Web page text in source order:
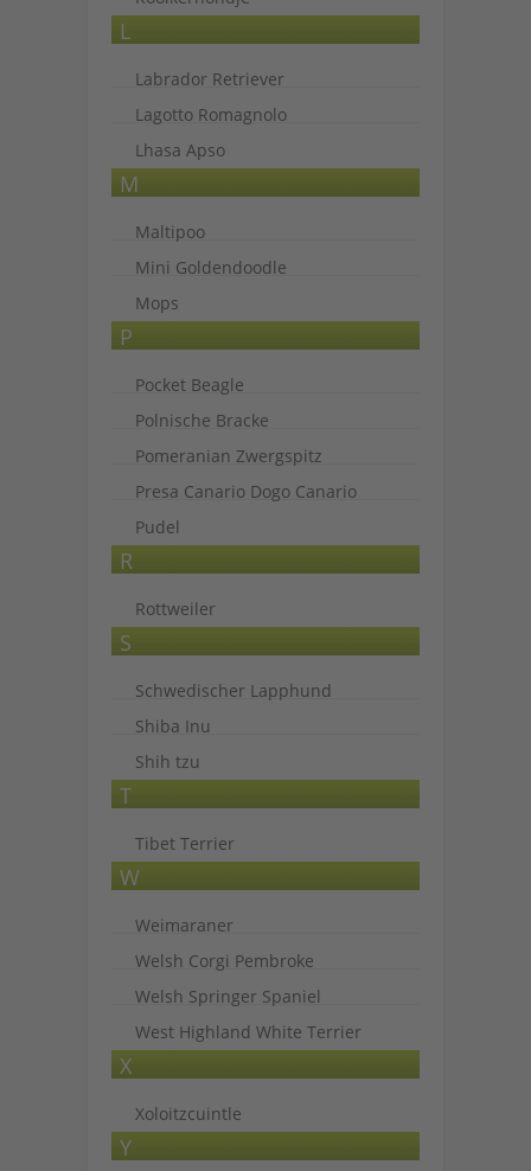
L
Labrador Retriever
Lagotto Romagnolo
Lhasa Apso
M
Maltipoo
Mini Goldendoodle
Mops
P
Pocket Beagle
Polnische Bracke
Pomeranian Zwergspitz
Presa Canario Dogo Canario
Pudel
R
Rottweiler
S
Schwedischer Lapphund
Shiba Inu
Shih tzu
T
Tibet Terrier
W
Weimaraner
Welsh Corgi Pembroke
Welsh Springer Spaniel
West Highland White Terrier
X
Xoloitzcuintle
Y